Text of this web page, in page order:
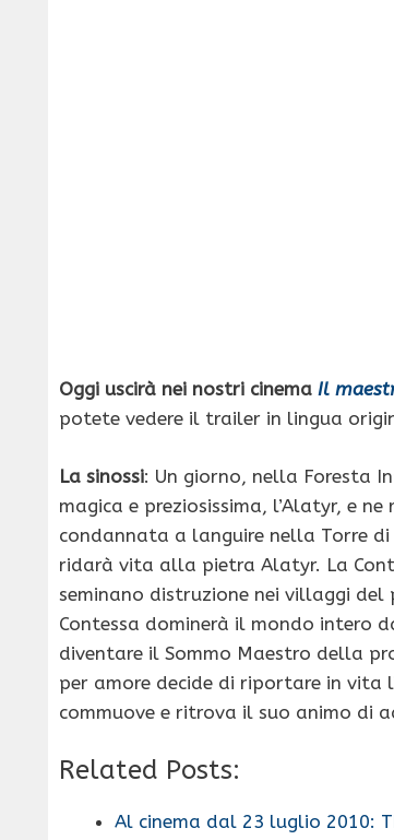
Oggi uscirà nei nostri cinema Il
potete vedere il trailer in lingua
La sinossi: Un giorno, nella Foresta
magica e preziosissima, l’Alatyr, e
condannata a languire nella Torre
ridarà vita alla pietra Alatyr. La
seminano distruzione nei villaggi
Contessa dominerà il mondo intero
diventare il Sommo Maestro della
per amore decide di riportare in vita
commuove e ritrova il suo animo di
Related Posts:
Al cinema dal 23 luglio 2010: